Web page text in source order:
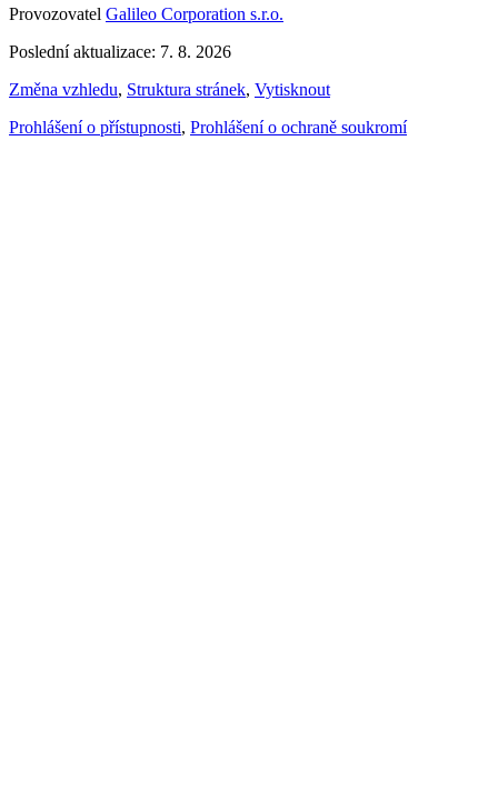
Provozovatel Galileo Corporation s.r.o.
Poslední aktualizace: 7. 8. 2026
Změna vzhledu, Struktura stránek, Vytisknout
Prohlášení o přístupnosti, Prohlášení o ochraně soukromí